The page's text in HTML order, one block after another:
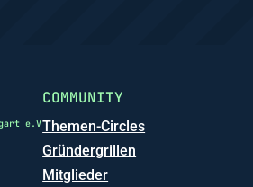
e.V
COMMUNITY
Themen-Circles
Gründergrillen
Mitglieder